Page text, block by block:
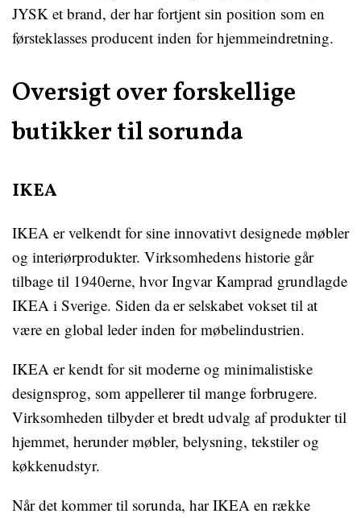
JYSK et brand, der har fortjent sin position som en
førsteklasses producent inden for hjemmeindretning.
Oversigt over forskellige
butikker til sorunda
IKEA
IKEA er velkendt for sine innovativt designede møbler
og interiørprodukter. Virksomhedens historie går
tilbage til 1940erne, hvor Ingvar Kamprad grundlagde
IKEA i Sverige. Siden da er selskabet vokset til at
være en global leder inden for møbelindustrien.
IKEA er kendt for sit moderne og minimalistiske
designsprog, som appellerer til mange forbrugere.
Virksomheden tilbyder et bredt udvalg af produkter til
hjemmet, herunder møbler, belysning, tekstiler og
køkkenudstyr.
Når det kommer til sorunda, har IKEA en række